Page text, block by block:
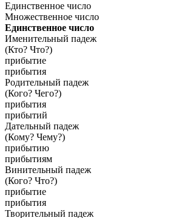
Единственное число
Множественное число
Единственное число
Именительный падеж
(Кто? Что?)
прибытие
прибытия
Родительный падеж
(Кого? Чего?)
прибытия
прибытий
Дательный падеж
(Кому? Чему?)
прибытию
прибытиям
Винительный падеж
(Кого? Что?)
прибытие
прибытия
Творительный падеж